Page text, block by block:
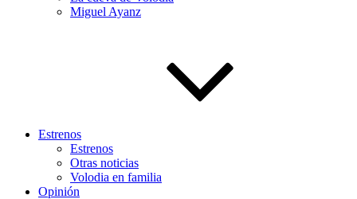
Miguel Ayanz
Estrenos
Estrenos
Otras noticias
Volodia en familia
Opinión